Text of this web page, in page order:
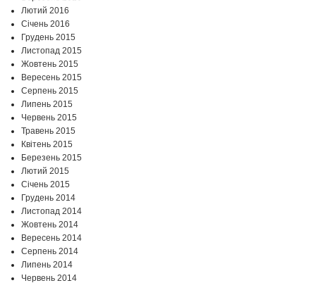
Лютий 2016
Січень 2016
Грудень 2015
Листопад 2015
Жовтень 2015
Вересень 2015
Серпень 2015
Липень 2015
Червень 2015
Травень 2015
Квітень 2015
Березень 2015
Лютий 2015
Січень 2015
Грудень 2014
Листопад 2014
Жовтень 2014
Вересень 2014
Серпень 2014
Липень 2014
Червень 2014